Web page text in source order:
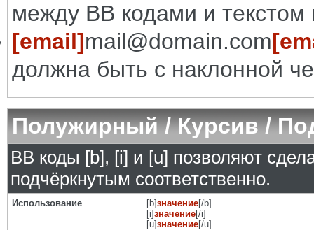
между BB кодами и текстом
[email]mail@domain.com
должна быть с наклонной
Полужирный / Курсив /
BB коды [b], [i] и [u] позволяют
подчёркнутым соответственно.
Использование [b]значение[/b]
[i]значение[/i]
[u]значение[/u]